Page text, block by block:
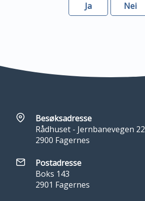
Ja Nei
Besøksadresse
Rådhuset - Jernbanevegen 22
2900 Fagernes
Postadresse
Boks 143
2901 Fagernes